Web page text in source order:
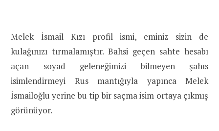
Melek İsmail Kızı profil ismi, eminiz sizin de
kulağınızı tırmalamıştır. Bahsi geçen sahte hesabı
açan soyad geleneğimizi bilmeyen şahıs
isimlendirmeyi Rus mantığıyla yapınca Melek
İsmailoğlu yerine bu tip bir saçma isim ortaya çıkmış
görünüyor.